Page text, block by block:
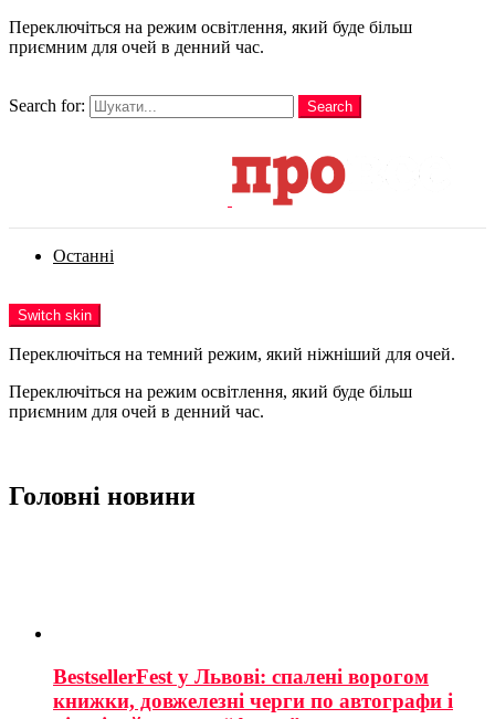
Переключіться на режим освітлення, який буде більш
приємним для очей в денний час.
Search for:
Search
Останні
Switch skin
Переключіться на темний режим, який ніжніший для очей.
Переключіться на режим освітлення, який буде більш
приємним для очей в денний час.
Головні новини
BestsellerFest у Львові: спалені ворогом
книжки, довжелезні черги по автографи і